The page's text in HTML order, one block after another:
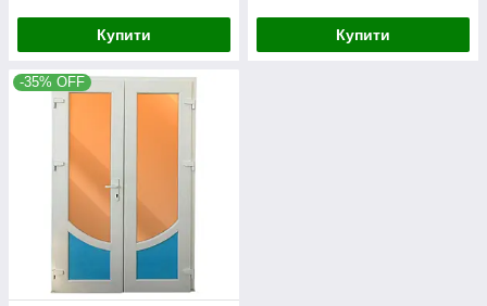
Купити Купити
-35% OFF